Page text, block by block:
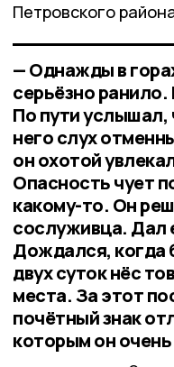
Петровского
— Однажды в
серьёзно ранило.
По пути услышал,
него слух
он охотой
Опасность чует
какому-то. Он
сослуживца. Дал
Дождался, когда
двух суток нёс
места. За этот
почётный знак
которым он